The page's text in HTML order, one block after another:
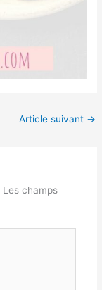
Article suivant →
Les champs